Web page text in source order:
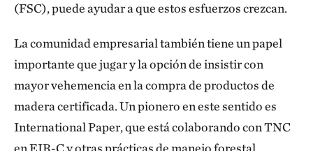
(FSC), puede ayudar a que estos esfuerzos crezcan.
La comunidad empresarial también tiene un papel
importante que jugar y la opción de insistir con
mayor vehemencia en la compra de productos de
madera certificada. Un pionero en este sentido es
International Paper, que está colaborando con TNC
en EIR-C y otras prácticas de manejo forestal